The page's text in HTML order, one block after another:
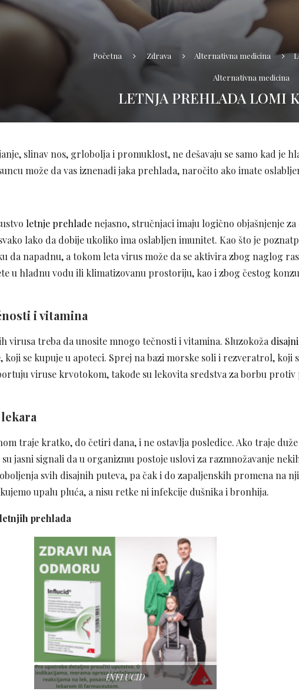
Početna Zdrava Alternativna medicina
Alternativna medicina
LETNJA PREHLADA LOMI
slinav nos, grlobolja i promuklost, ne dešavaju se samo kad je
može da vas iznenadi jaka prehlada, naročito ako imate
letnje prehladenejasno, stručnjaci imaju logično objašnjenje
lako da dobije ukoliko ima oslabljen imunitet. Kao što je
da napadnu, a tokom leta virus može da se aktivira zbog naglog
u hladnu vodu ili klimatizovanu prostoriju, kao i zbog čestog
i vitamina
virusa treba da unosite mnogo tečnosti i vitamina. Sluzokoža
koji se kupuje u apoteci. Sprej na bazi morske soli i rezveratrol, koji
viruse krvotokom, takođe su lekovita sredstva za borbu protiv
traje kratko, do četiri dana, i ne ostavlja posledice. Ako traje
jasni signali da u organizmu postoje uslovi za razmnožavanje
svih disajnih puteva, pa čak i do zapaljenskih promena na
upalu pluća, a nisu retke ni infekcije dušnika i bronhija.
prehlada
INFLUCID